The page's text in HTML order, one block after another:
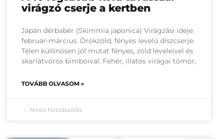
virágzó cserje a kertben
Japán dérbabér (Skimmia japonica) Virágzási ideje:
február-március. Örökzöld, fényes levelű díszcserje.
Télen különösen jól mutat fényes, zöld leveleivel és
skarlátvörös bimbóival. Fehér, illatos virágai tömör,
TOVÁBB OLVASOM »
Nincs hozzászólás